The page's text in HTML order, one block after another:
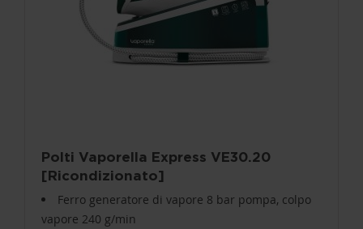
Polti Vaporella Express VE30.20
[Ricondizionato]
Ferro generatore di vapore 8 bar pompa, colpo
vapore 240 g/min